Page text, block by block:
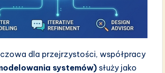
dla przejrzystości, współpracy
systemów) służy jako